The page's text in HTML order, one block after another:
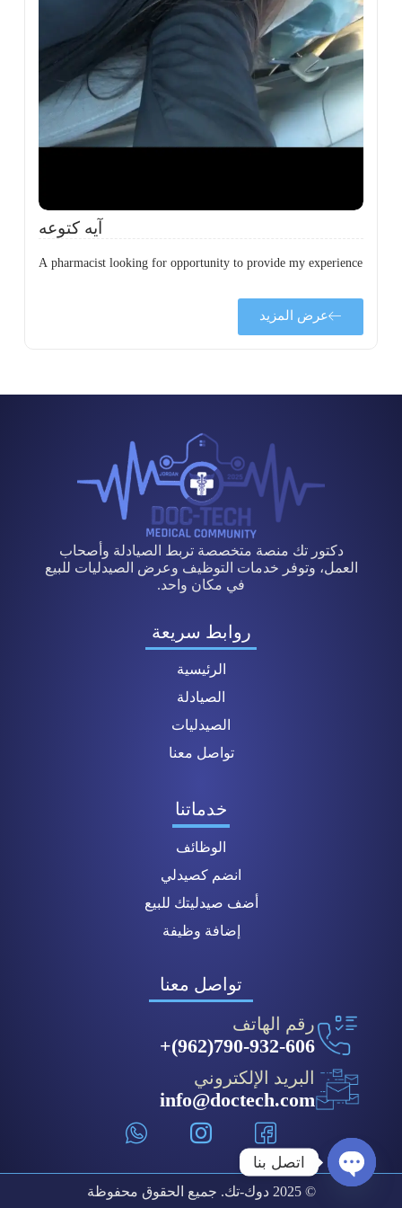
آيه كتوعه
A pharmacist looking for opportunity to provide my experience
عرض المزيد
دكتور تك منصة متخصصة تربط الصيادلة وأصحاب
العمل، وتوفر خدمات التوظيف وعرض الصيدليات للبيع
في مكان واحد.
روابط سريعة
الرئيسية
الصيادلة
الصيدليات
تواصل معنا
خدماتنا
الوظائف
انضم كصيدلي
أضف صيدليتك للبيع
إضافة وظيفة
تواصل معنا
رقم الهاتف
790-932-606(962)+
البريد الإلكتروني
info@doctech.com
© 2025 دوك-تك. جميع الحقوق محفوظة
اتصل بنا
Open chaty